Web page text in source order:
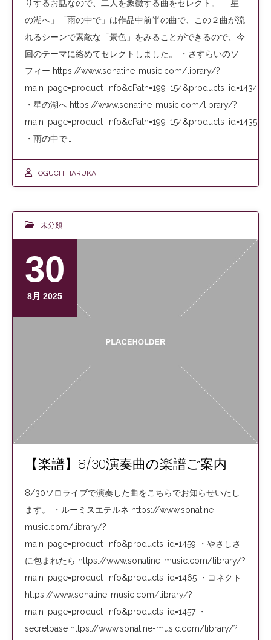
りするお話なので、二人を象徴する曲をセレクト。 「星
の湖へ」「雨の中で」は作品中前半の曲で、この２曲が流
れるシーンで素敵な「景色」をみることができるので、今
回のテーマに絡めてセレクトしました。 ・さすらいのソ
フィー https://www.sonatine-music.com/library/?
main_page=product_info&cPath=199_154&products_id=1434
・星の湖へ https://www.sonatine-music.com/library/?
main_page=product_info&cPath=199_154&products_id=1435
・雨の中で…
OGUCHIHARUKA
未分類
30
8月 2025
【楽譜】8/30演奏曲の楽譜ご案内
8/30ソロライブで演奏した曲をこちらでお知らせいたし
ます。 ・ルーミスエテルネ https://www.sonatine-
music.com/library/?
main_page=product_info&products_id=1459 ・やさしさ
に包まれたら https://www.sonatine-music.com/library/?
main_page=product_info&products_id=1465 ・コネクト
https://www.sonatine-music.com/library/?
main_page=product_info&products_id=1457 ・
secretbase https://www.sonatine-music.com/library/?